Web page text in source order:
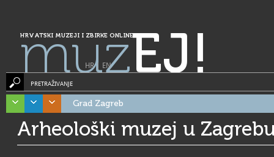
HRVATSKI MUZEJI I ZBIRKE ONLINE
muzEJ!
HR| EN
PRETRAŽIVANJE
Grad Zagreb
Arheološki muzej u